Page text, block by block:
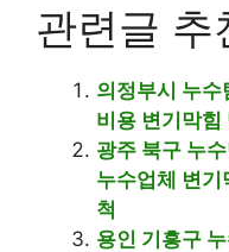
관련글 추
의정부시 누수
비용 변기막힘
광주 북구 누
누수업체 변기
척
용인 기흥구